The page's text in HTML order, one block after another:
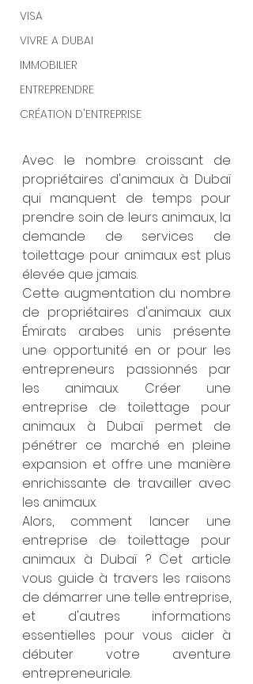
VISA
VIVRE A DUBAI
IMMOBILIER
ENTREPRENDRE
CRÉATION D'ENTREPRISE
Avec le nombre croissant de
propriétaires d'animaux à Dubaï
qui manquent de temps pour
prendre soin de leurs animaux, la
demande de services de
toilettage pour animaux est plus
élevée que jamais.
Cette augmentation du nombre
de propriétaires d'animaux aux
Émirats arabes unis présente
une opportunité en or pour les
entrepreneurs passionnés par
les animaux. Créer une
entreprise de toilettage pour
animaux à Dubaï permet de
pénétrer ce marché en pleine
expansion et offre une manière
enrichissante de travailler avec
les animaux.
Alors, comment lancer une
entreprise de toilettage pour
animaux à Dubaï ? Cet article
vous guide à travers les raisons
de démarrer une telle entreprise,
et d'autres informations
essentielles pour vous aider à
débuter votre aventure
entrepreneuriale.